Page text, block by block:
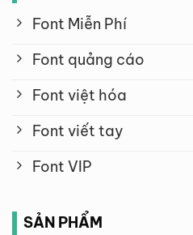
Font Miễn Phí
Font quảng cáo
Font việt hóa
Font viết tay
Font VIP
SẢN PHẨM